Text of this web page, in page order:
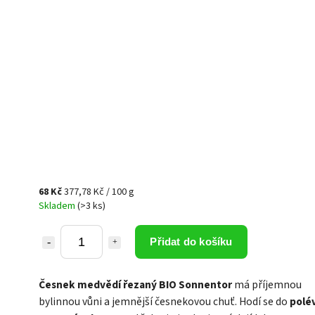
68 Kč377,78 Kč / 100 g
Skladem (>3 ks)
Přidat do košíku
Česnek medvědí řezaný BIO Sonnentormá příjemnou
bylinnou vůni a jemnější česnekovou chuť. Hodí se do